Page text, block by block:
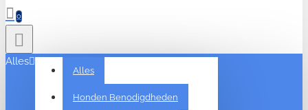
0
Alles
Alles
Honden Benodigdheden